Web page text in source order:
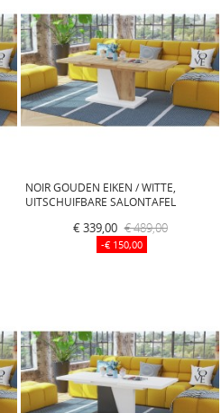
NOIR GOUDEN EIKEN / WITTE,
UITSCHUIFBARE SALONTAFEL
€ 339,00 € 489,00
-€ 150,00